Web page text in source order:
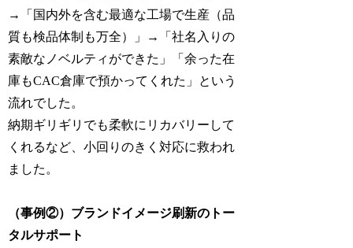
→「国内外を含む最適な工場で生産（品
質も検品体制も万全）」→「社名入りの
素敵なノベルティができた」「余った在
庫もCAC倉庫で預かってくれた」という
流れでした。
納期ギリギリでも柔軟にリカバリーして
くれるなど、小回りのきく対応に救われ
ました。
（事例②）ブランドイメージ刷新のトー
タルサポート